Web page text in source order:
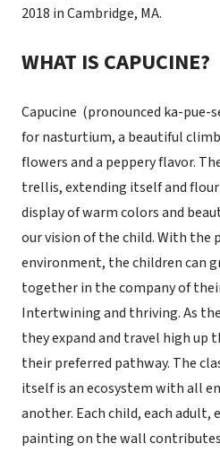
2018 in Cambridge, MA.
WHAT IS CAPUCINE?
Capucine (pronounced ka-pue-
for nasturtium, a beautiful
flowers and a peppery flavor.
trellis, extending itself and
display of warm colors and
our vision of the child. With the
environment, the children can
together in the company of
Intertwining and thriving. As
they expand and travel high up
their preferred pathway. The
itself is an ecosystem with all
another. Each child, each adult,
painting on the wall